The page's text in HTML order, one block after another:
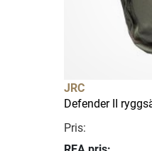
JRC
Defender II
Pris: